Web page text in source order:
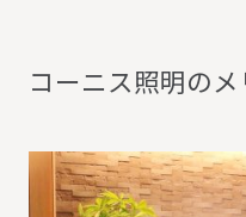
コーニス照明のメ